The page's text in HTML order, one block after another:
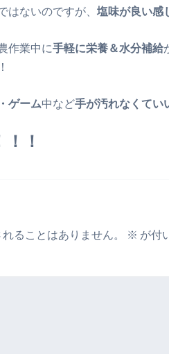
はないのですが、 塩味が良い感
作業中に手軽に栄養＆水分補給
ゲーム中など手が汚れなくてい
！
ることはありません。 ※ が付